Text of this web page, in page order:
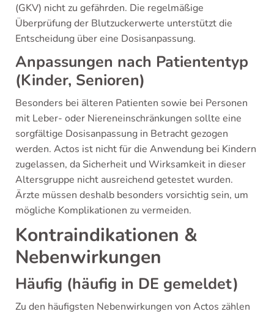
(GKV) nicht zu gefährden. Die regelmäßige
Überprüfung der Blutzuckerwerte unterstützt die
Entscheidung über eine Dosisanpassung.
Anpassungen nach Patiententyp
(Kinder, Senioren)
Besonders bei älteren Patienten sowie bei Personen
mit Leber- oder Niereneinschränkungen sollte eine
sorgfältige Dosisanpassung in Betracht gezogen
werden. Actos ist nicht für die Anwendung bei Kindern
zugelassen, da Sicherheit und Wirksamkeit in dieser
Altersgruppe nicht ausreichend getestet wurden.
Ärzte müssen deshalb besonders vorsichtig sein, um
mögliche Komplikationen zu vermeiden.
Kontraindikationen &
Nebenwirkungen
Häufig (häufig in DE gemeldet)
Zu den häufigsten Nebenwirkungen von Actos zählen